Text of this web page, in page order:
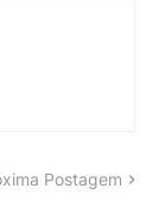
Postagem